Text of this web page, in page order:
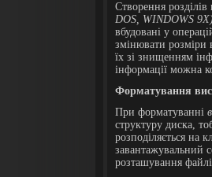
Створення
DOS, WINDOWS
вбудовані у
змінювати розміри
їх зі знищенням
інформації можна
Форматування
При форматуванні
структуру диска,
розподіляється на
завантажувальний
розташування